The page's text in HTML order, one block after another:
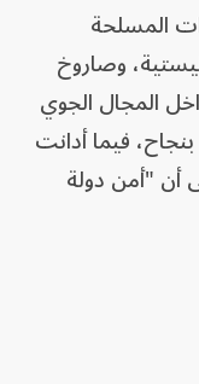
المسلحة
صواريخ باليستية، وصاروخ
داخل المجال الجوي
فيما أدانت
أن "أمن دولة